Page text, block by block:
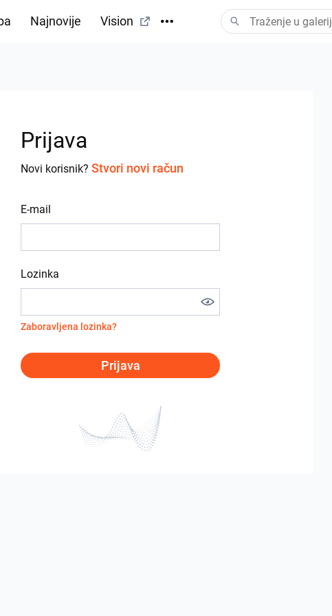
Najnovije Vision
Prijava
Novi korisnik? Stvori novi račun
E-mail
Lozinka
Zaboravljena lozinka?
Prijava